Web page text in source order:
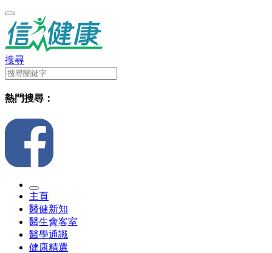
搜尋
熱門搜尋：
主頁
醫健新知
醫生會客室
醫學通識
健康精選